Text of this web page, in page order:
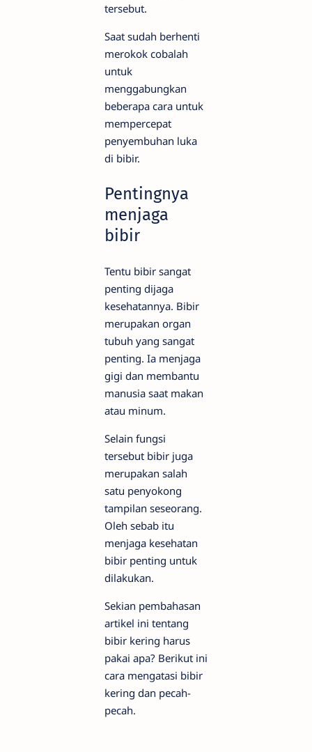
tersebut.
Saat sudah berhenti
merokok cobalah
untuk
menggabungkan
beberapa cara untuk
mempercepat
penyembuhan luka
di bibir.
Pentingnya
menjaga
bibir
Tentu bibir sangat
penting dijaga
kesehatannya. Bibir
merupakan organ
tubuh yang sangat
penting. Ia menjaga
gigi dan membantu
manusia saat makan
atau minum.
Selain fungsi
tersebut bibir juga
merupakan salah
satu penyokong
tampilan seseorang.
Oleh sebab itu
menjaga kesehatan
bibir penting untuk
dilakukan.
Sekian pembahasan
artikel ini tentang
bibir kering harus
pakai apa? Berikut ini
cara mengatasi bibir
kering dan pecah-
pecah.